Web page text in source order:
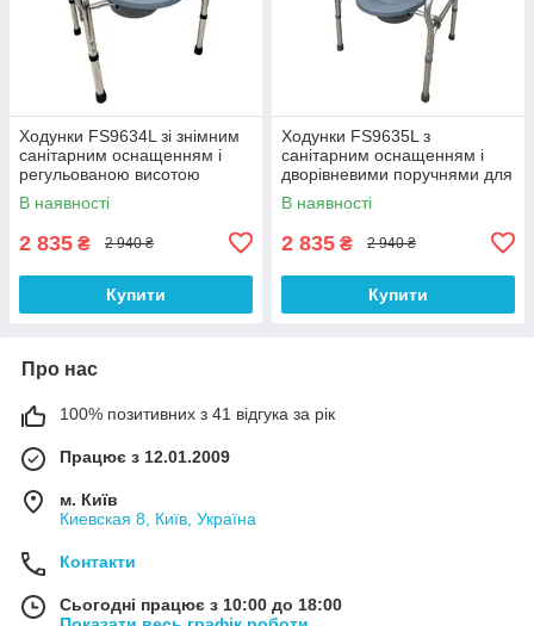
Ходунки FS9634L зі знімним
санітарним оснащенням і
регульованою висотою
В наявності
2 835 ₴ 2 940 ₴
Купити
Ходунки FS9635L з
санітарним оснащенням і
дворівневими поручнями для
зручності вставання
В наявності
2 835 ₴ 2 940 ₴
Купити
Про нас
100% позитивних з 41 відгука за рік
Працює з 12.01.2009
м. Київ
Киевская 8, Київ, Україна
Контакти
Сьогодні працює з 10:00 до 18:00